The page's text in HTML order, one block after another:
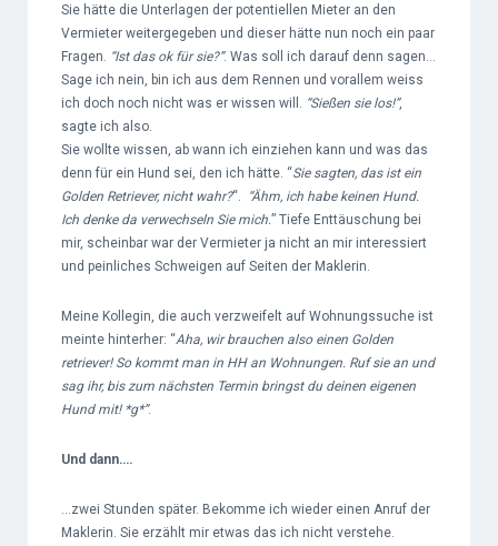
Sie hätte die Unterlagen der potentiellen Mieter an den
Vermieter weitergegeben und dieser hätte nun noch ein paar
Fragen. “Ist das ok für sie?”. Was soll ich darauf denn sagen…
Sage ich nein, bin ich aus dem Rennen und vorallem weiss
ich doch noch nicht was er wissen will. “Sießen sie los!”,
sagte ich also.
Sie wollte wissen, ab wann ich einziehen kann und was das
denn für ein Hund sei, den ich hätte. “Sie sagten, das ist ein
Golden Retriever, nicht wahr?“.
“Ähm, ich habe keinen Hund.
Ich denke da verwechseln Sie mich.” Tiefe Enttäuschung bei
mir, scheinbar war der Vermieter ja nicht an mir interessiert
und peinliches Schweigen auf Seiten der Maklerin.
Meine Kollegin, die auch verzweifelt auf Wohnungssuche ist
meinte hinterher: “Aha, wir brauchen also einen Golden
retriever! So kommt man in HH an Wohnungen. Ruf sie an und
sag ihr, bis zum nächsten Termin bringst du deinen eigenen
Hund mit! *g*”.
Und dann….
…zwei Stunden später. Bekomme ich wieder einen Anruf der
Maklerin. Sie erzählt mir etwas das ich nicht verstehe.